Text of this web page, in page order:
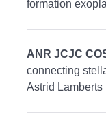
formation
ANR JCJC
connecting
Astrid Lamberts